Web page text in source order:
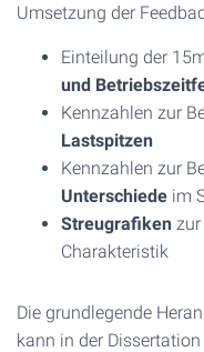
Umsetzung der
Einteilung der
und
Kennzahlen zur
Lastspitzen
Kennzahlen zur
Unterschiede im
Streugrafiken
Charakteristik
Die grundlegende
kann in der Dissertation